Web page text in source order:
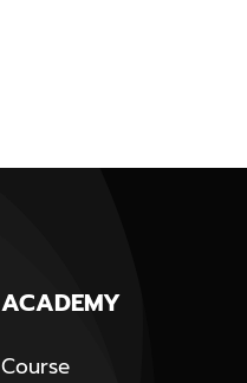
ACADEMY
Course